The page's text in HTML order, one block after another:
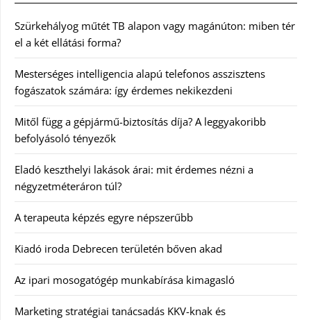
Szürkehályog műtét TB alapon vagy magánúton: miben tér
el a két ellátási forma?
Mesterséges intelligencia alapú telefonos asszisztens
fogászatok számára: így érdemes nekikezdeni
Mitől függ a gépjármű-biztosítás díja? A leggyakoribb
befolyásoló tényezők
Eladó keszthelyi lakások árai: mit érdemes nézni a
négyzetméteráron túl?
A terapeuta képzés egyre népszerűbb
Kiadó iroda Debrecen területén bőven akad
Az ipari mosogatógép munkabírása kimagasló
Marketing stratégiai tanácsadás KKV-knak és